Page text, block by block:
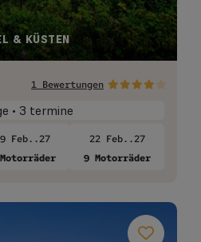
& KÜSTEN
1 Bewertungen
• 3 termine
Feb..27
22 Feb..27
9 Motorräder